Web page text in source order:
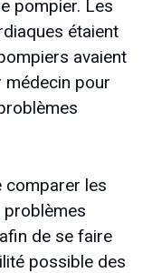
pompier. Les
étaient
avaient
médecin pour
comparer les
problèmes
de se faire
possible des